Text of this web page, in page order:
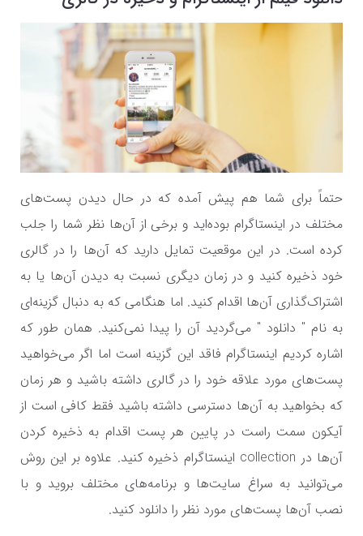
حتماً برای شما هم پیش آمده که در حال دیدن پست‌های
مختلف در اینستاگرام بوده‌اید و برخی از آن‌ها نظر شما را جلب
کرده است. در این موقعیت تمایل دارید که آن‌ها را در گالری
خود ذخیره کنید و در زمان دیگری نسبت به دیدن آن‌ها یا به
اشتراک‌گذاری آن‌ها اقدام کنید. اما هنگامی که به دنبال گزینه‌ای
به نام " دانلود " می‌گردید آن را پیدا نمی‌کنید. همان طور که
اشاره کردیم اینستاگرام فاقد این گزینه است اما اگر می‌خواهید
پست‌های مورد علاقه خود را در گالری داشته باشید و هر زمان
که بخواهید به آن‌ها دسترسی داشته باشید فقط کافی است از
آیکون سمت راست در پایین هر پست اقدام به ذخیره کردن
آن‌ها در collection اینستاگرام ذخیره کنید. علاوه بر این روش
می‌توانید به سراغ سایت‌ها و برنامه‌های مختلف بروید و با
نصب آن‌ها پست‌های مورد نظر را دانلود کنید.